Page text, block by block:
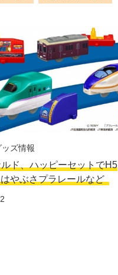
ズ情報
ド、ハッピーセットでH5
やぶさプラレールなど